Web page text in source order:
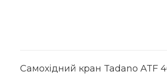
Самохідний кран Tadano ATF